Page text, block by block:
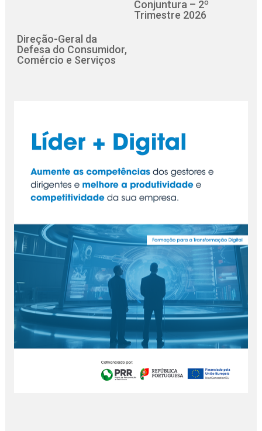
Conjuntura – 2º
Trimestre 2026
Direção-Geral da
Defesa do Consumidor,
Comércio e Serviços